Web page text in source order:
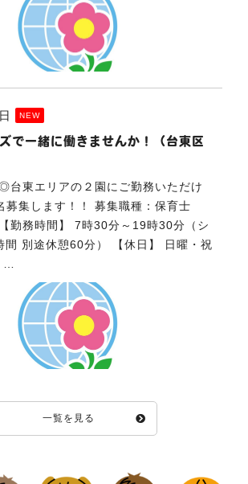
NEW
で一緒に働きませんか！（台東区
台東エリアの２園にご勤務いただけ
募集します！！ 募集職種：保育士
勤務時間】 7時30分～19時30分（シ
間 別途休憩60分） 【休日】 日曜・祝
…
一覧を見る